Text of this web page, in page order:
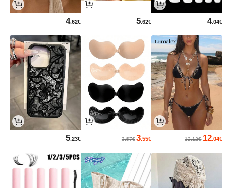
4.04€
5.62€
4.62€
12.04€
12.12€
3.55€
3.57€
5.23€